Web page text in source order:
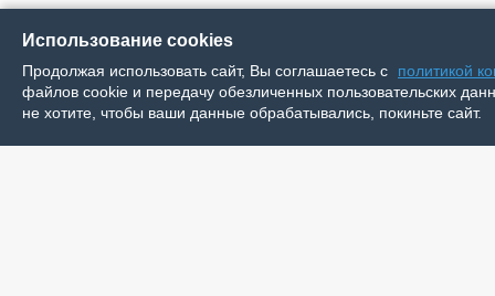
Использование cookies
Продолжая использовать сайт, Вы соглашаетесь с
политикой
файлов cookie и передачу обезличенных пользовательских
не хотите, чтобы ваши данные обрабатывались, покиньте сайт.